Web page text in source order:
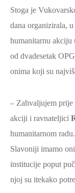
Stoga je
dana organizirala,
humanitarnu
od dvadesetak
onima koji su
– Zahvaljujem prije
akciji i ravnateljici
humanitarnom
Slavoniji imamo
institucije poput
njoj su itekako